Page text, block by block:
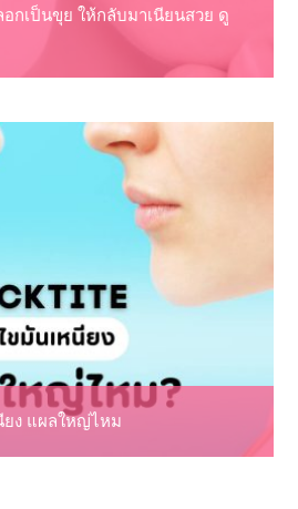
กเป็นขุย ให้กลับมาเนียนสวย ดู
ยง แผลใหญ่ไหม